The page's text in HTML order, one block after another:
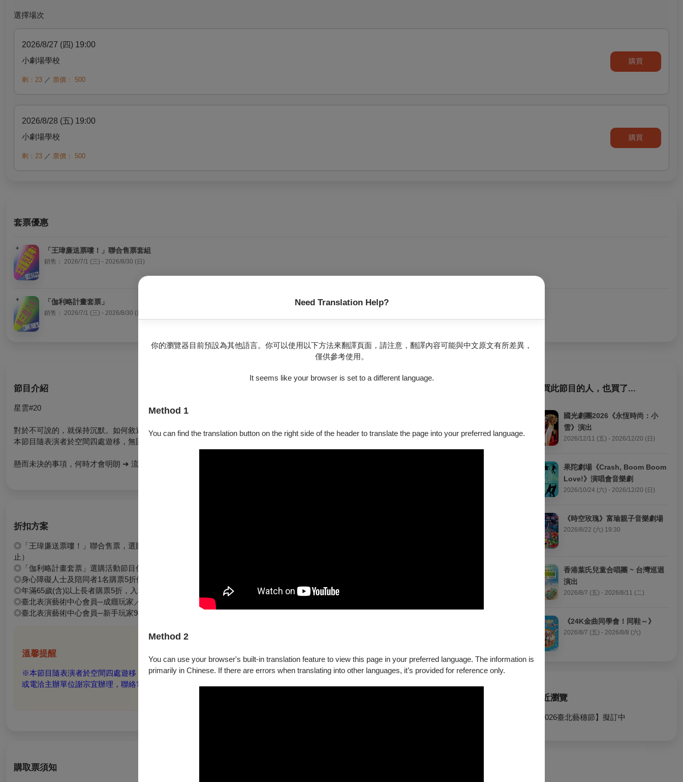
Need Translation Help?
你的瀏覽器目前預設為其他語言。你可以使用以下方法來翻譯頁面，請注意，翻譯內容可能與中文原文有所差異，
僅供參考使用。
It seems like your browser is set to a different language.
Method 1
You can find the translation button on the right side of the header to translate the page into your preferred language.
Method 2
You can use your browser's built-in translation feature to view this page in your preferred language. The information is
primarily in Chinese. If there are errors when translating into other languages, it’s provided for reference only.
選擇場次
2026/8/27 (四) 19:00
小劇場學校
剩：23 ／ 票價： 500
購買
2026/8/28 (五) 19:00
小劇場學校
剩：23 ／ 票價： 500
購買
套票優惠
「王瑋廉送票嘍！」聯合售票套組
銷售： 2026/7/1 (三) - 2026/8/30 (日)
「伽利略計畫套票」
銷售： 2026/7/1 (三) - 2026/8/30 (日)
節目介紹
星雲#20
對於不可說的，就保持沉默。如何敘述那些處於可敘述與不可敘述之間，飄盪於現實與虛幻之間，難以言說之存在？
本節目隨表演者於空間四處遊移，無固定座位。
懸而未決的事項，何時才會明朗 ➔ 流星#12
折扣方案
◎「王瑋廉送票嘍！」聯合售票，選購活動節目內任8檔，即可獲得策展節目「它仍然在動：公轉第七年」任1檔之票券。（套票數量有限，售完為
止）
◎「伽利略計畫套票」選購活動節目任三檔，可享85折。
◎身心障礙人士及陪同者1名購票5折優待，入場時應出示身心障礙手冊，陪同者與身障者需同時入場
◎年滿65歲(含)以上長者購票5折，入場須出示有效證件
◎臺北表演藝術中心會員─成癮玩家／團隊玩家85折
◎臺北表演藝術中心會員─新手玩家9折
溫馨提醒
※本節目隨表演者於空間四處遊移，無固定座位。如有購買本節目輪椅席及輪椅陪同席需求，可於服務時間至OPENTIX四大服務處臨櫃購買。
或電洽主辦單位謝宗宜辦理，聯絡電話：0916-254-390。
購取票須知
購買此節目的人，也買了...
國光劇團2026《永恆時尚：小
雪》演出
2026/12/11 (五) - 2026/12/20 (日)
果陀劇場《Crash, Boom Boom
Love!》演唱會音樂劇
2026/10/24 (六) - 2026/12/20 (日)
《時空玫瑰》富瑜親子音樂劇場
2026/8/22 (六) 19:30
香港葉氏兒童合唱團 ~ 台灣巡迴
演出
2026/8/7 (五) - 2026/8/11 (二)
《24K金曲同學會！同鞋～》
2026/8/7 (五) - 2026/8/8 (六)
最近瀏覽
【2026臺北藝穗節】擬訂中